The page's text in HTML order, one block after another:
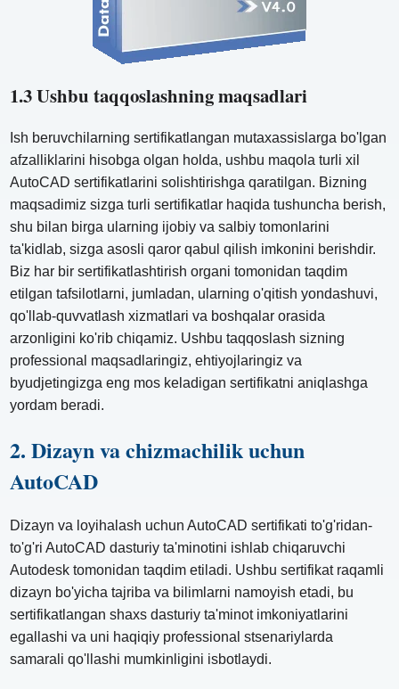
1.3 Ushbu taqqoslashning maqsadlari
Ish beruvchilarning sertifikatlangan mutaxassislarga bo'lgan
afzalliklarini hisobga olgan holda, ushbu maqola turli xil
AutoCAD sertifikatlarini solishtirishga qaratilgan. Bizning
maqsadimiz sizga turli sertifikatlar haqida tushuncha berish,
shu bilan birga ularning ijobiy va salbiy tomonlarini
ta'kidlab, sizga asosli qaror qabul qilish imkonini berishdir.
Biz har bir sertifikatlashtirish organi tomonidan taqdim
etilgan tafsilotlarni, jumladan, ularning o'qitish yondashuvi,
qo'llab-quvvatlash xizmatlari va boshqalar orasida
arzonligini ko'rib chiqamiz. Ushbu taqqoslash sizning
professional maqsadlaringiz, ehtiyojlaringiz va
byudjetingizga eng mos keladigan sertifikatni aniqlashga
yordam beradi.
2. Dizayn va chizmachilik uchun
AutoCAD
Dizayn va loyihalash uchun AutoCAD sertifikati to'g'ridan-
to'g'ri AutoCAD dasturiy ta'minotini ishlab chiqaruvchi
Autodesk tomonidan taqdim etiladi. Ushbu sertifikat raqamli
dizayn bo'yicha tajriba va bilimlarni namoyish etadi, bu
sertifikatlangan shaxs dasturiy ta'minot imkoniyatlarini
egallashi va uni haqiqiy professional stsenariylarda
samarali qo'llashi mumkinligini isbotlaydi.